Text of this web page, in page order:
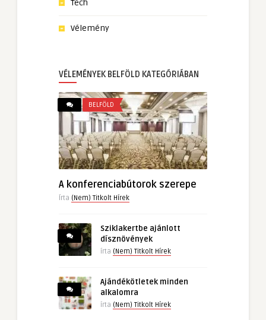
Tech
Vélemény
VÉLEMÉNYEK BELFÖLD KATEGÓRIÁBAN
BELFÖLD
A konferenciabútorok szerepe
Írta (Nem) Titkolt Hírek
Sziklakertbe ajánlott
dísznövények
írta (Nem) Titkolt Hírek
Ajándékötletek minden
alkalomra
írta (Nem) Titkolt Hírek